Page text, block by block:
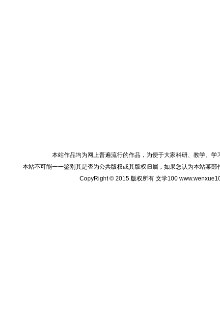
本站作品均为网上普遍流行的作品，为便于大家科研、教学、
本站不可能一一鉴别其是否为公共版权或其版权归属，如果您认为本站某
CopyRight © 2015 版权所有 文学100